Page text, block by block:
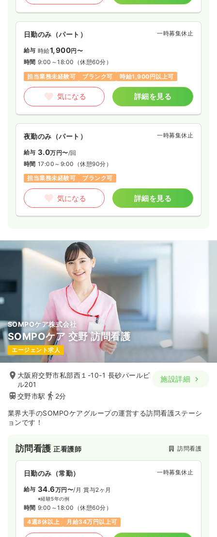
日勤のみ（パート） 一時募集休止
給与 時給1,900円〜
時間 9:00～18:00 （休憩60分）
担当業務未経験可
ブランク可 時給1,900円以上可
気になる 詳細を見る
夜勤のみ（パート） 一時募集休止
給与 3.0万円〜/回
時間 17:00～9:00 （休憩90分）
担当業務未経験可
ブランク可
気になる 詳細を見る
SOMPOケア株式会社
SOMPOケア 交野 訪問看護
エージェント求人
大阪府交野市私部西１-10-1 長砂パールビ
ル201
交野市駅
2分
施設詳細
業界大手のSOMPOケアグループの運営する訪問看護ステーシ
ョンです！
訪問看護正看護師 訪問看護
日勤のみ（常勤） 一時募集休止
給与 34.6万円〜/月 賞与2ヶ月
※経験5年の例
時間 9:00～18:00 （休憩60分）
4週8休以上
月給34万円以上可